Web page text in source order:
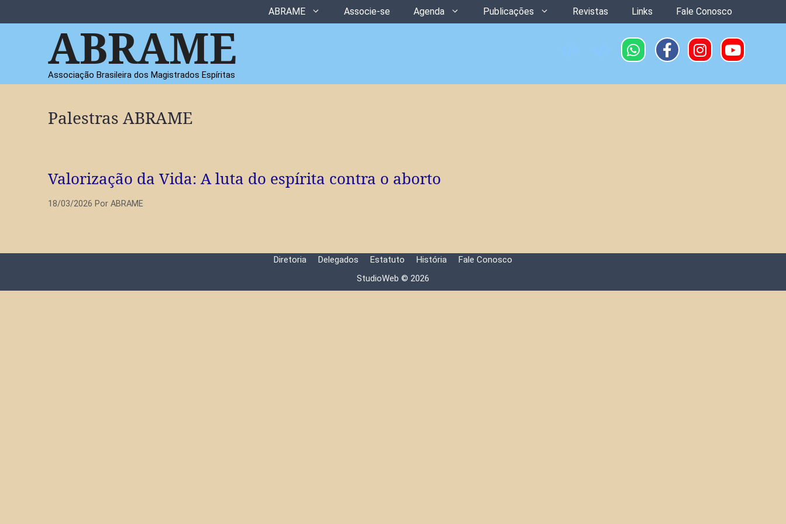
para
ABRAME Associe-se Agenda Publicações Revistas Links Fale Conosco
ABRAME
Associação Brasileira dos Magistrados Espíritas
Palestras ABRAME
Valorização da Vida: A luta do espírita contra o aborto
18/03/2026 Por ABRAME
Diretoria Delegados Estatuto História
Fale Conosco
StudioWeb © 2026